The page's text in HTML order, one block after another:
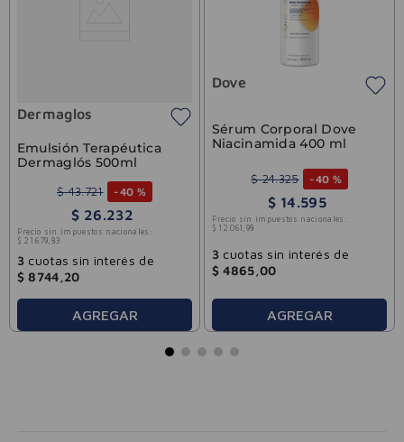
Dermaglos
Emulsión Terapéutica
Dermaglós 500ml
$ 43.721 -40 %
$ 26.232
Precio sin impuestos nacionales:
$ 21 .679 83
3cuotas sin interés de
$ 8744 20
AGREGAR
Dove
Sérum Corporal Dove
Niacinamida 400 ml
$ 24.325 -40 %
$ 14.595
Precio sin impuestos nacionales:
$ 12 .061 98
3cuotas sin interés de
$ 4865 00
AGREGAR